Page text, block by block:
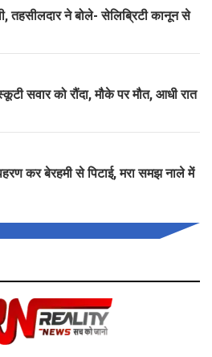
तहसीलदार ने बोले- सेलिब्रिटी कानून से
सवार को रौंदा, मौके पर मौत, आधी रात
कर बेरहमी से पिटाई, मरा समझ नाले में